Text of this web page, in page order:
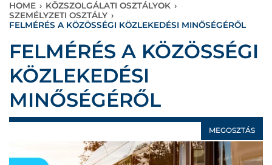
HOME › KÖZSZOLGÁLATI OSZTÁLYOK ›
SZEMÉLYZETI OSZTÁLY ›
FELMÉRÉS A KÖZÖSSÉGI KÖZLEKEDÉSI MINŐSÉGÉRŐL
FELMÉRÉS A KÖZÖSSÉGI
KÖZLEKEDÉSI
MINŐSÉGÉRŐL
MEGOSZTÁS